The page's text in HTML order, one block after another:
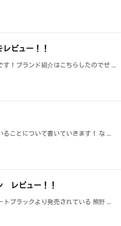
ビュー！！
！ブランド紹介はこちらしたのでぜ ...
ことについて書いていきます！ な ...
レビュー！！
ブラックより発売されている 熊野 ...